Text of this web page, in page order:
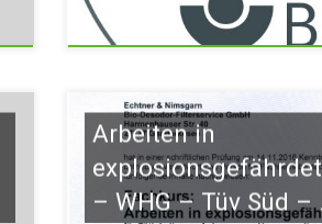
Arbeiten in
– WHG – Tüv Süd –